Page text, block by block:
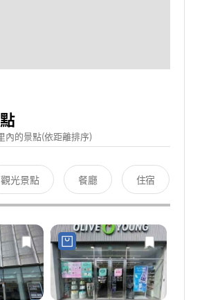
內的景點(依距離排序)
觀光景點 餐廳 住宿